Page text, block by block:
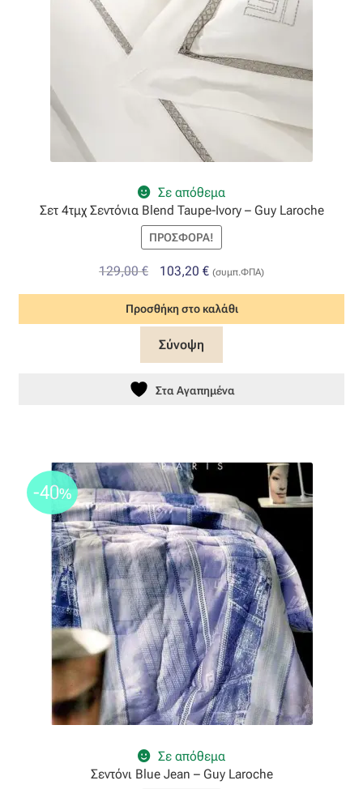
Σε απόθεμα
Σετ 4τμχ Σεντόνια Blend Taupe-Ivory – Guy Laroche
ΠΡΟΣΦΟΡΆ!
129,00€
Original
was:
129,00 €.
103,20 €Η
τιμή
είναι:
(συμπ.ΦΠΑ)
Προσθήκη στο καλάθι
Σύνοψη
Στα Αγαπημένα
Σε απόθεμα
-40%
Σεντόνι Blue Jean – Guy Laroche